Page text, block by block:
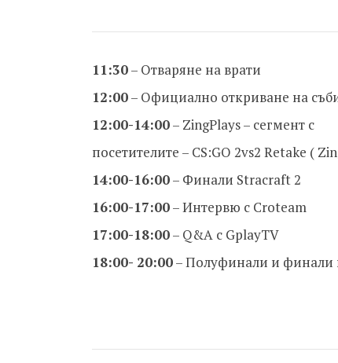
11:30– Отваряне на врати
12:00– Официално откриване на
12:00-14:00– ZingPlays – сегмент с
посетителите – CS:GO 2vs2 Retake (
14:00-16:00– Финали Stracraft 2
16:00-17:00– Интервю с Croteam
17:00-18:00– Q&A с GplayTV
18:00- 20:00– Полуфинали и финали